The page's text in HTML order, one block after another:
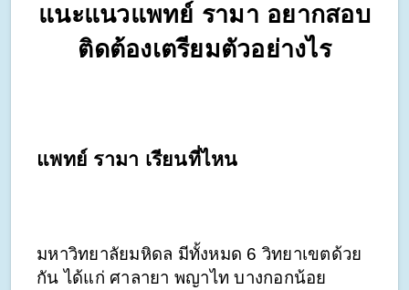
แนะแนวแพทย์ รามา อยากสอบ
ติดต้องเตรียมตัวอย่างไร
แพทย์ รามา เรียนที่ไหน
มหาวิทยาลัยมหิดล มีทั้งหมด 6 วิทยาเขตด้วย
กัน ได้แก่ ศาลายา พญาไท บางกอกน้อย